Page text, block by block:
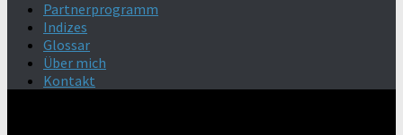
Partnerprogramm
Indizes
Glossar
Über mich
Kontakt